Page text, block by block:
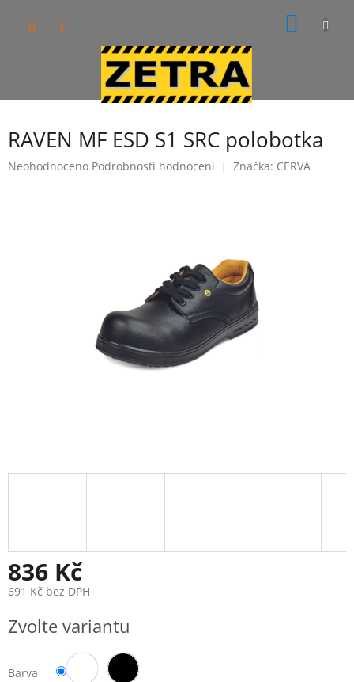
RAVEN MF ESD S1 SRC polobotka
Průměrné
Neohodnoceno Podrobnosti hodnocení Značka: CERVA
836 Kč
691 Kč bez DPH
cena:
Zvolte variantu
Barva